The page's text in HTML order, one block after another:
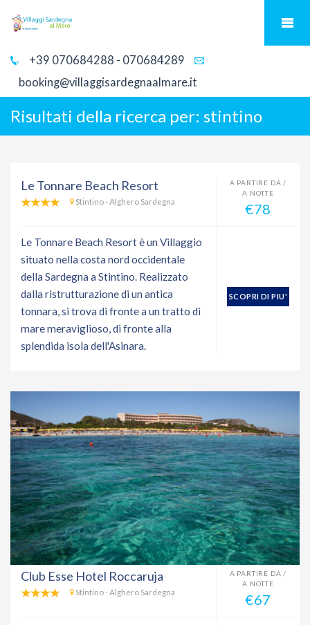
+39 070684288 - 070684289
booking@villaggisardegnaalmare.it
Risultati della ricerca per: stintino
Le Tonnare Beach Resort
Stintino - Alghero Sardegna
A PARTIRE DA /
A NOTTE
€78
Le Tonnare Beach Resort è un Villaggio
situato nella costa nord occidentale
della Sardegna a Stintino. Realizzato
dalla ristrutturazione di un antica
tonnara, si trova di fronte a un tratto di
mare meraviglioso, di fronte alla
splendida isola dell'Asinara.
SCOPRI DI PIU'
Club Esse Hotel Roccaruja
Stintino - Alghero Sardegna
A PARTIRE DA /
A NOTTE
€67